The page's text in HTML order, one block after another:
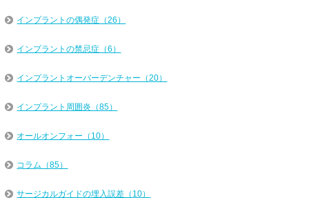
インプラントの偶発症（26）
インプラントの禁忌症（6）
インプラントオーバーデンチャー（20）
インプラント周囲炎（85）
オールオンフォー（10）
コラム（85）
サージカルガイドの埋入誤差（10）